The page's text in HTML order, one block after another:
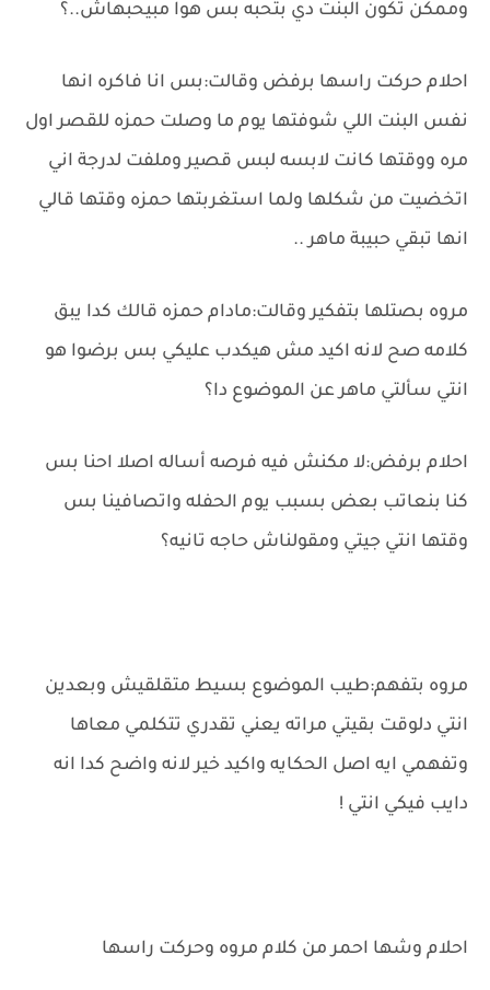
وممكن تكون البنت دي بتحبه بس هوا مبيحبهاش..؟
احلام حركت راسها برفض وقالت:بس انا فاكره انها
نفس البنت اللي شوفتها يوم ما وصلت حمزه للقصر اول
مره ووقتها كانت لابسه لبس قصير وملفت لدرجة اني
اتخضيت من شكلها ولما استغربتها حمزه وقتها قالي
انها تبقي حبيبة ماهر ..
مروه بصتلها بتفكير وقالت:مادام حمزه قالك كدا يبق
كلامه صح لانه اكيد مش هيكدب عليكي بس برضوا هو
انتي سألتي ماهر عن الموضوع دا؟
احلام برفض:لا مكنش فيه فرصه أساله اصلا احنا بس
كنا بنعاتب بعض بسبب يوم الحفله واتصافينا بس
وقتها انتي جيتي ومقولناش حاجه تانيه؟
مروه بتفهم:طيب الموضوع بسيط متقلقيش وبعدين
انتي دلوقت بقيتي مراته يعني تقدري تتكلمي معاها
وتفهمي ايه اصل الحكايه واكيد خير لانه واضح كدا انه
دايب فيكي انتي !
احلام وشها احمر من كلام مروه وحركت راسها